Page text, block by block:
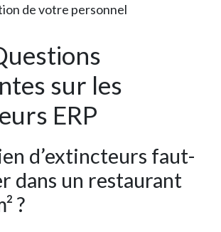
de votre personnel
sur les
ERP
d’extincteurs faut-
dans un restaurant
?